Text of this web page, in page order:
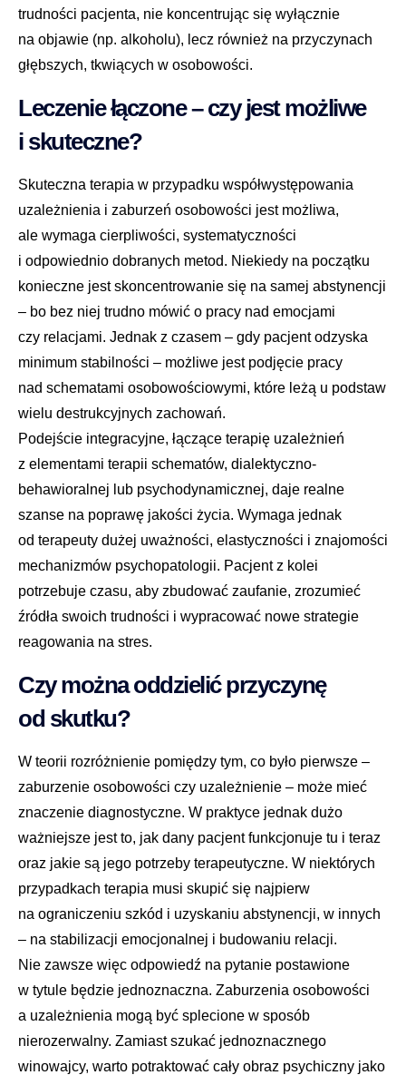
trudności pacjenta, nie koncentrując się wyłącznie
na objawie (np. alkoholu), lecz również na przyczynach
głębszych, tkwiących w osobowości.
Leczenie łączone – czy jest możliwe
i skuteczne?
Skuteczna terapia w przypadku współwystępowania
uzależnienia i zaburzeń osobowości jest możliwa,
ale wymaga cierpliwości, systematyczności
i odpowiednio dobranych metod. Niekiedy na początku
konieczne jest skoncentrowanie się na samej abstynencji
– bo bez niej trudno mówić o pracy nad emocjami
czy relacjami. Jednak z czasem – gdy pacjent odzyska
minimum stabilności – możliwe jest podjęcie pracy
nad schematami osobowościowymi, które leżą u podstaw
wielu destrukcyjnych zachowań.
Podejście integracyjne, łączące terapię uzależnień
z elementami terapii schematów, dialektyczno-
behawioralnej lub psychodynamicznej, daje realne
szanse na poprawę jakości życia. Wymaga jednak
od terapeuty dużej uważności, elastyczności i znajomości
mechanizmów psychopatologii. Pacjent z kolei
potrzebuje czasu, aby zbudować zaufanie, zrozumieć
źródła swoich trudności i wypracować nowe strategie
reagowania na stres.
Czy można oddzielić przyczynę
od skutku?
W teorii rozróżnienie pomiędzy tym, co było pierwsze –
zaburzenie osobowości czy uzależnienie – może mieć
znaczenie diagnostyczne. W praktyce jednak dużo
ważniejsze jest to, jak dany pacjent funkcjonuje tu i teraz
oraz jakie są jego potrzeby terapeutyczne. W niektórych
przypadkach terapia musi skupić się najpierw
na ograniczeniu szkód i uzyskaniu abstynencji, w innych
– na stabilizacji emocjonalnej i budowaniu relacji.
Nie zawsze więc odpowiedź na pytanie postawione
w tytule będzie jednoznaczna. Zaburzenia osobowości
a uzależnienia mogą być splecione w sposób
nierozerwalny. Zamiast szukać jednoznacznego
winowajcy, warto potraktować cały obraz psychiczny jako